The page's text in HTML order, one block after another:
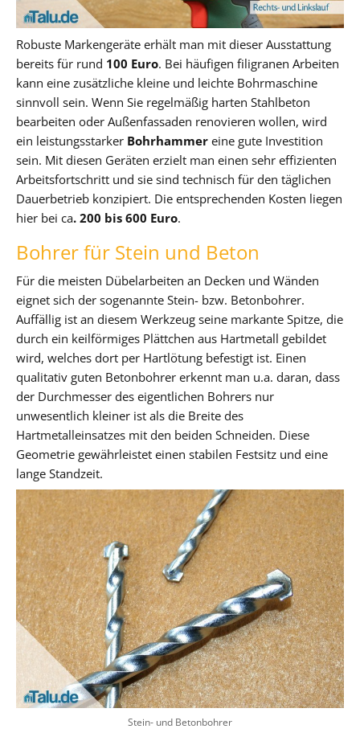
Robuste Markengeräte erhält man mit dieser Ausstattung
bereits für rund 100 Euro. Bei häufigen filigranen Arbeiten
kann eine zusätzliche kleine und leichte Bohrmaschine
sinnvoll sein. Wenn Sie regelmäßig harten Stahlbeton
bearbeiten oder Außenfassaden renovieren wollen, wird
ein leistungsstarker Bohrhammer eine gute Investition
sein. Mit diesen Geräten erzielt man einen sehr effizienten
Arbeitsfortschritt und sie sind technisch für den täglichen
Dauerbetrieb konzipiert. Die entsprechenden Kosten liegen
hier bei ca. 200 bis 600 Euro.
Bohrer für Stein und Beton
Für die meisten Dübelarbeiten an Decken und Wänden
eignet sich der sogenannte Stein- bzw. Betonbohrer.
Auffällig ist an diesem Werkzeug seine markante Spitze, die
durch ein keilförmiges Plättchen aus Hartmetall gebildet
wird, welches dort per Hartlötung befestigt ist. Einen
qualitativ guten Betonbohrer erkennt man u.a. daran, dass
der Durchmesser des eigentlichen Bohrers nur
unwesentlich kleiner ist als die Breite des
Hartmetalleinsatzes mit den beiden Schneiden. Diese
Geometrie gewährleistet einen stabilen Festsitz und eine
lange Standzeit.
Stein- und Betonbohrer